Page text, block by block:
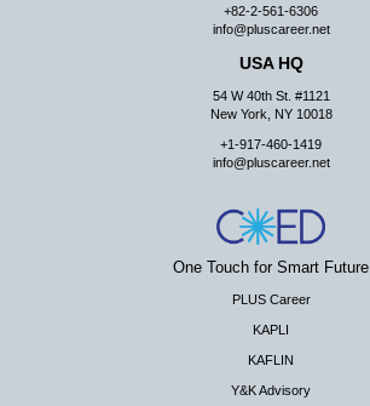
+82-2-561-6306
info@pluscareer.net
USA HQ
54 W 40th St. #1121
New York, NY 10018
+1-917-460-1419
info@pluscareer.net
One Touch for Smart Future
PLUS Career
KAPLI
KAFLIN
Y&K Advisory